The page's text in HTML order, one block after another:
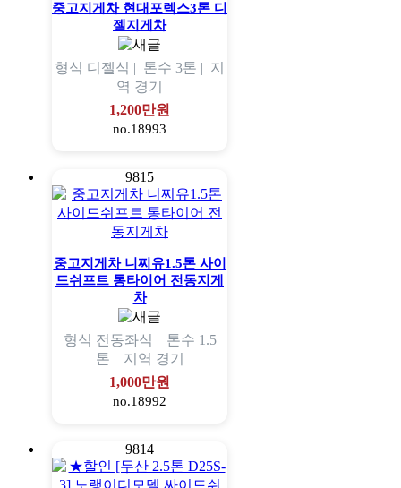
중고지게차 현대포렉스3톤 디
젤지게차
형식 디젤식 | 톤수 3톤 | 지
역 경기
1,200만원
no.18993
9815
중고지게차 니찌유1.5톤 사이
드쉬프트 통타이어 전동지게
차
형식 전동좌식 | 톤수 1.5
톤 | 지역 경기
1,000만원
no.18992
9814